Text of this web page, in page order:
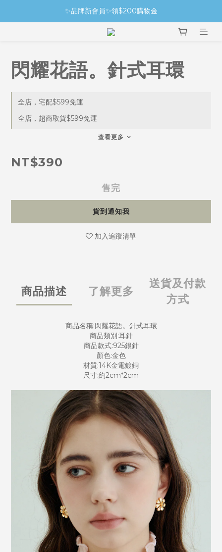
✨品牌新會員✨領$200購物金
閃耀花語。針式耳環
全店，宅配$599免運
全店，超商取貨$599免運
查看更多
NT$390
售完
貨到通知我
加入追蹤清單
商品描述 了解更多
送貨及付款
方式
商品名稱:閃耀花語。針式耳環
商品類別:耳針
商品款式:925銀針
顏色:金色
材質:14K金電鍍銅
尺寸:約2cm*2cm